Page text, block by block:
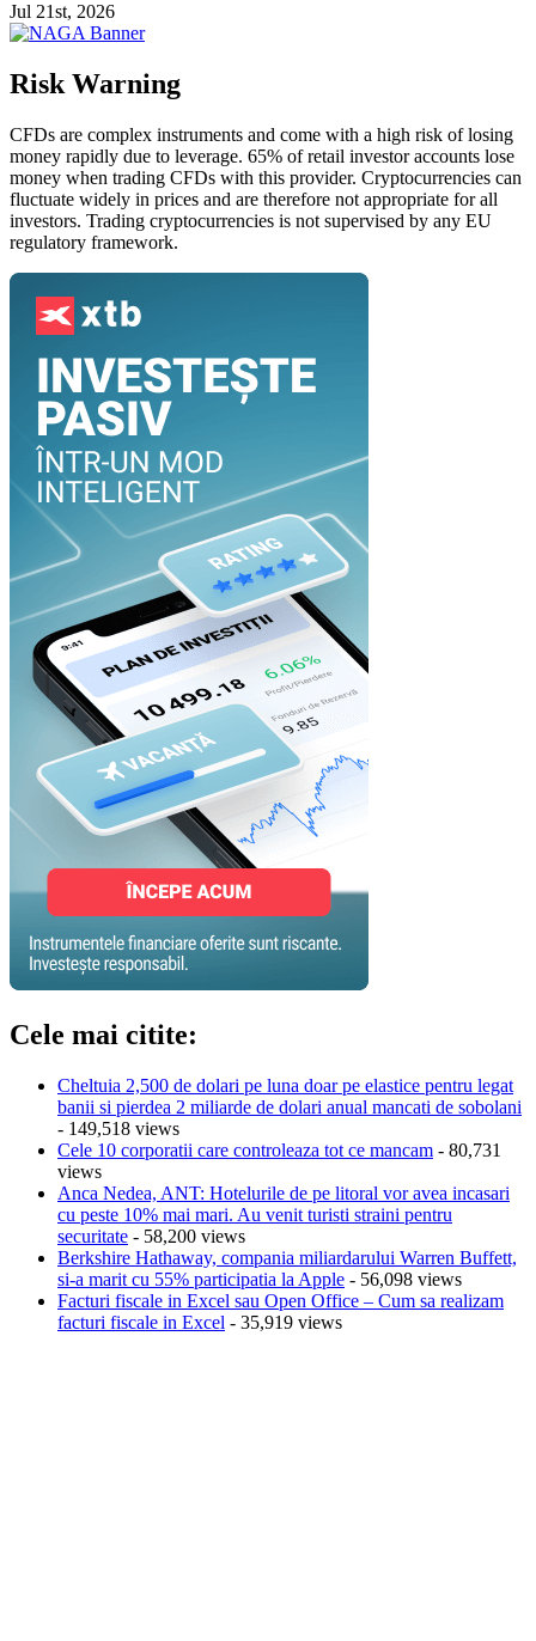
Jul 21st, 2026
Risk Warning
CFDs are complex instruments and come with a high risk of losing
money rapidly due to leverage. 65% of retail investor accounts lose
money when trading CFDs with this provider. Cryptocurrencies can
fluctuate widely in prices and are therefore not appropriate for all
investors. Trading cryptocurrencies is not supervised by any EU
regulatory framework.
Cele mai citite:
Cheltuia 2,500 de dolari pe luna doar pe elastice pentru legat
banii si pierdea 2 miliarde de dolari anual mancati de sobolani
- 149,518 views
Cele 10 corporatii care controleaza tot ce mancam - 80,731
views
Anca Nedea, ANT: Hotelurile de pe litoral vor avea incasari
cu peste 10% mai mari. Au venit turisti straini pentru
securitate - 58,200 views
Berkshire Hathaway, compania miliardarului Warren Buffett,
si-a marit cu 55% participatia la Apple - 56,098 views
Facturi fiscale in Excel sau Open Office – Cum sa realizam
facturi fiscale in Excel - 35,919 views